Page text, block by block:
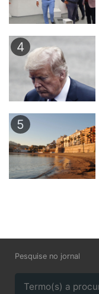
4
5
Pesquise no jornal